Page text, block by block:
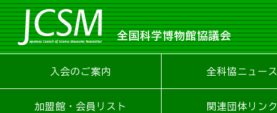
全国科学博物館協議会
入会のご案内 全科協ニュース
加盟館・会員リスト 関連団体リンク